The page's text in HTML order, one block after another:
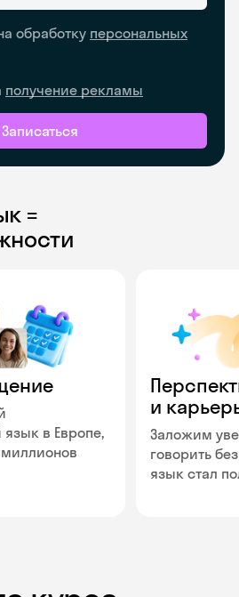
обработку персональных
получение рекламы
Записаться
=
в Европе,
миллионов
и
Заложим
говорить
язык стал